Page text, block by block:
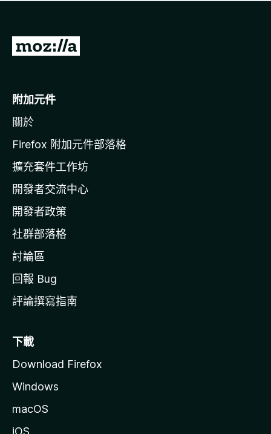
有
前
o
i
l
a
官
網
附加元件
關於
Firefox 附加元件部落格
擴充套件工作坊
開發者交流中心
開發者政策
社群部落格
討論區
回報 Bug
評論撰寫指南
下載
Download Firefox
Windows
macOS
iOS